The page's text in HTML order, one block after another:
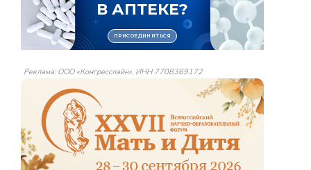
Реклама: ООО «Конгресслайн», ИНН 7708369172